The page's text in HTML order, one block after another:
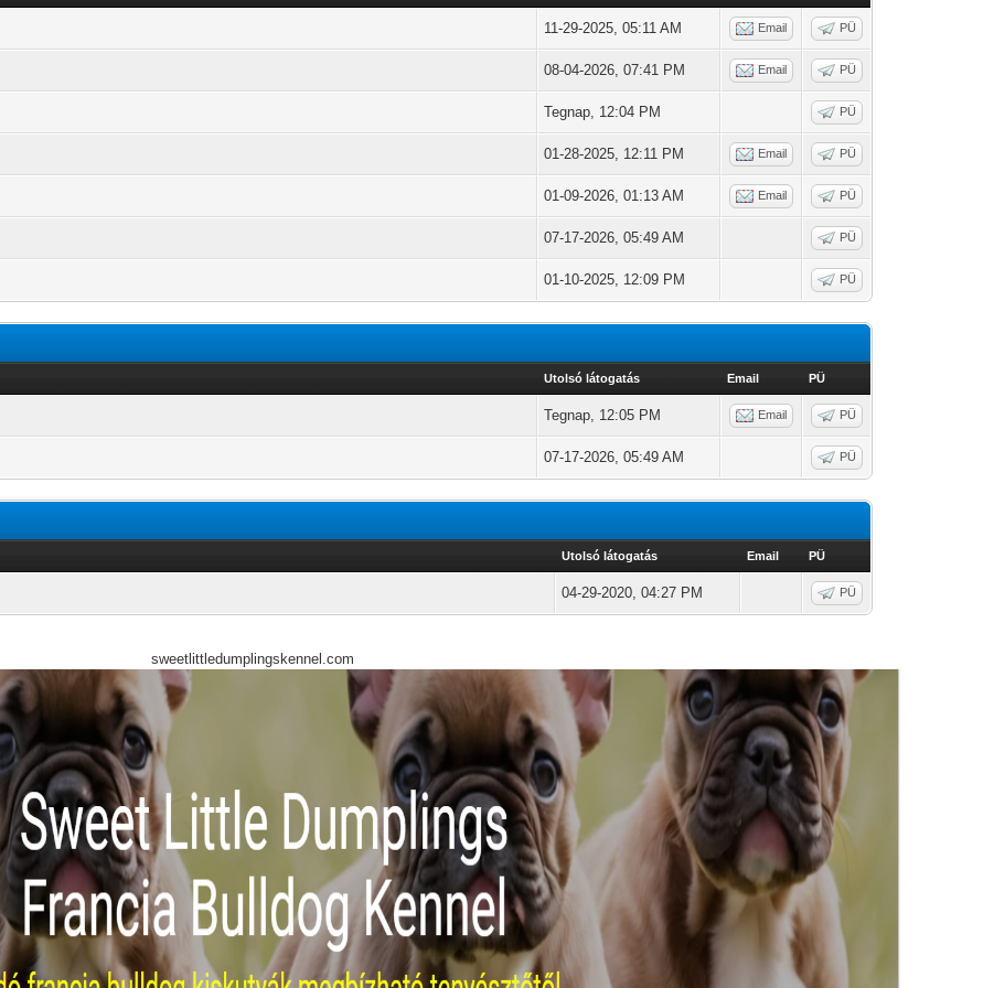
11-29-2025, 05:11 AM Email PÜ
08-04-2026, 07:41 PM Email PÜ
Tegnap, 12:04 PM PÜ
01-28-2025, 12:11 PM Email PÜ
01-09-2026, 01:13 AM Email PÜ
07-17-2026, 05:49 AM PÜ
01-10-2025, 12:09 PM PÜ
Utolsó látogatás Email PÜ
Tegnap, 12:05 PM Email PÜ
07-17-2026, 05:49 AM PÜ
Utolsó látogatás Email PÜ
04-29-2020, 04:27 PM PÜ
sweetlittledumplingskennel.com